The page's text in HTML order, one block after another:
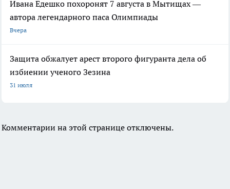
Ивана Едешко похоронят 7 августа в Мытищах —
автора легендарного паса Олимпиады
Вчера
Защита обжалует арест второго фигуранта дела об
избиении ученого Зезина
31 июля
Комментарии на этой странице отключены.